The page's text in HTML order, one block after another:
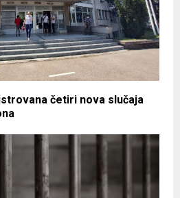
četiri nova slučaja